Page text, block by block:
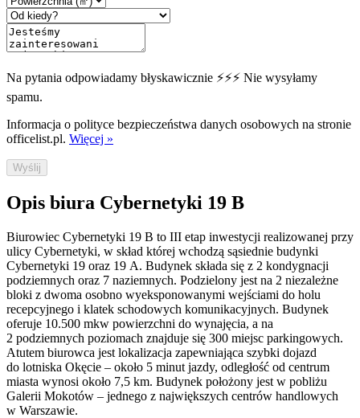
Na pytania odpowiadamy błyskawicznie ⚡⚡⚡ Nie wysyłamy
spamu.
Informacja o polityce bezpieczeństwa danych osobowych na stronie
officelist.pl. Więcej »
Wyślij
Opis biura Cybernetyki 19 B
Biurowiec Cybernetyki 19 B to III etap inwestycji realizowanej przy
ulicy Cybernetyki, w skład której wchodzą sąsiednie budynki
Cybernetyki 19 oraz 19 A. Budynek składa się z 2 kondygnacji
podziemnych oraz 7 naziemnych. Podzielony jest na 2 niezależne
bloki z dwoma osobno wyeksponowanymi wejściami do holu
recepcyjnego i klatek schodowych komunikacyjnych. Budynek
oferuje 10.500 mkw powierzchni do wynajęcia, a na
2 podziemnych poziomach znajduje się 300 miejsc parkingowych.
Atutem biurowca jest lokalizacja zapewniająca szybki dojazd
do lotniska Okęcie – około 5 minut jazdy, odległość od centrum
miasta wynosi około 7,5 km. Budynek położony jest w pobliżu
Galerii Mokotów – jednego z największych centrów handlowych
w Warszawie.